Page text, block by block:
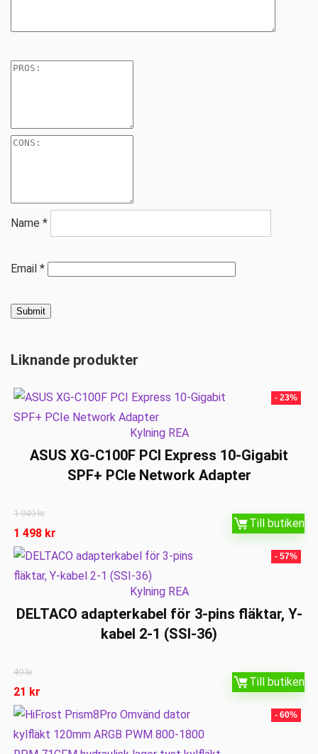
Name *
Email *
Liknande produkter
- 23%
Kylning REA
ASUS XG-C100F PCI Express 10-Gigabit
SPF+ PCIe Network Adapter
1 949kr
1 498 kr
Till butiken
- 57%
Kylning REA
DELTACO adapterkabel för 3-pins fläktar, Y-
kabel 2-1 (SSI-36)
49kr
21 kr
Till butiken
- 60%